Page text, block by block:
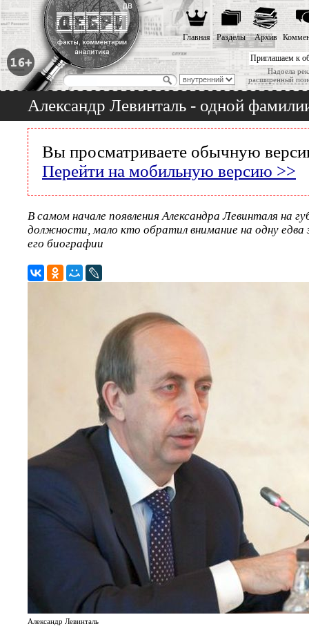
Приглашаем к
Надоела
расширенный
Главная Разделы Архив
Александр Левинталь - одной
Вы просматриваете обычную
Перейти на мобильную версию >>
В самом начале появления Александра Левинталя на
должности, мало кто обратил внимание на одну
его биографии
Александр Левинталь